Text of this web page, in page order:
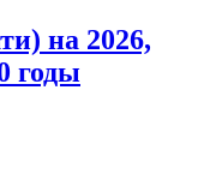
на 2026,
годы